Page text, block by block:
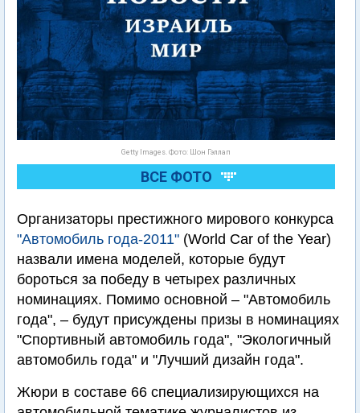
Getty Images. Фото: Шон Гэллап
ВСЕ ФОТО
Организаторы престижного мирового конкурса
"Автомобиль года-2011" (World Car of the Year)
назвали имена моделей, которые будут
бороться за победу в четырех различных
номинациях. Помимо основной – "Автомобиль
года", – будут присуждены призы в номинациях
"Спортивный автомобиль года", "Экологичный
автомобиль года" и "Лучший дизайн года".
Жюри в составе 66 специализирующихся на